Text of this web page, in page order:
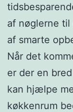
af nøglerne
af smarte
Når det
er der en
kan hjælpe
køkkenrum